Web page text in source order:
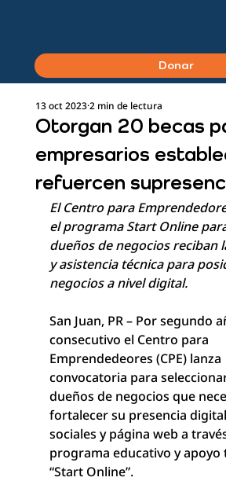
Donar
Otorgan 20 becas
empresarios
refuercen
13 oct 20232 min de lectura
El Centro para
el programa Start Online
dueños de negocios reciban
y asistencia técnica para
negocios a nivel digital.
San Juan, PR – Por segundo
consecutivo el Centro para
Emprendedeores (CPE) lanza
convocatoria para
dueños de negocios que
fortalecer su presencia
sociales y página web a
programa educativo y apoyo
“Start Online”.